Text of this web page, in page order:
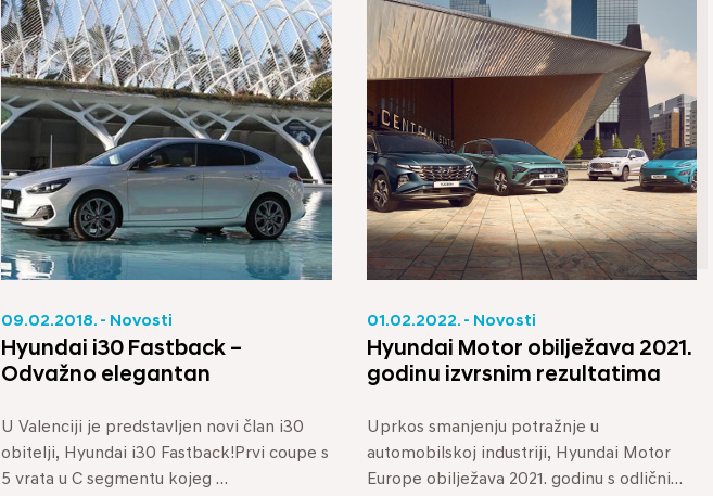
09.02.2018. - Novosti
Hyundai i30 Fastback –
Odvažno elegantan
U Valenciji je predstavljen novi član i30
obitelji, Hyundai i30 Fastback!Prvi coupe s
5 vrata u C segmentu kojeg
01.02.2022. - Novosti
Hyundai Motor obilježava 2021.
godinu izvrsnim rezultatima
Uprkos smanjenju potražnje u
automobilskoj industriji, Hyundai Motor
Europe obilježava 2021. godinu s odličnim